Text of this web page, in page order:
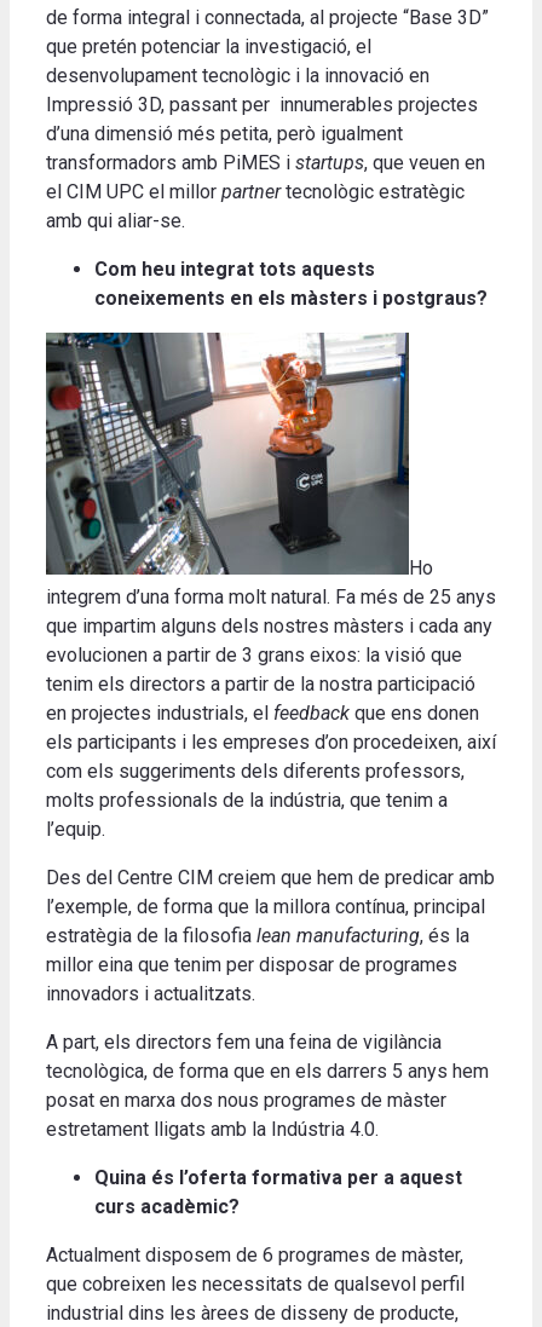
de forma integral i connectada, al projecte “Base 3D”
que pretén potenciar la investigació, el
desenvolupament tecnològic i la innovació en
Impressió 3D, passant per innumerables projectes
d’una dimensió més petita, però igualment
transformadors amb PiMES i startups, que veuen en
el CIM UPC el millor partnertecnològic estratègic
amb qui aliar-se.
Com heu integrat tots aquests
coneixements en els màsters i postgraus?
Ho
integrem d’una forma molt natural. Fa més de 25 anys
que impartim alguns dels nostres màsters i cada any
evolucionen a partir de 3 grans eixos: la visió que
tenim els directors a partir de la nostra participació
en projectes industrials, el feedback que ens donen
els participants i les empreses d’on procedeixen, així
com els suggeriments dels diferents professors,
molts professionals de la indústria, que tenim a
l’equip.
Des del Centre CIM creiem que hem de predicar amb
l’exemple, de forma que la millora contínua, principal
estratègia de la filosofia lean manufacturing, és la
millor eina que tenim per disposar de programes
innovadors i actualitzats.
A part, els directors fem una feina de vigilància
tecnològica, de forma que en els darrers 5 anys hem
posat en marxa dos nous programes de màster
estretament lligats amb la Indústria 4.0.
Quina és l’oferta formativa per a aquest
curs acadèmic?
Actualment disposem de 6 programes de màster,
que cobreixen les necessitats de qualsevol perfil
industrial dins les àrees de disseny de producte,